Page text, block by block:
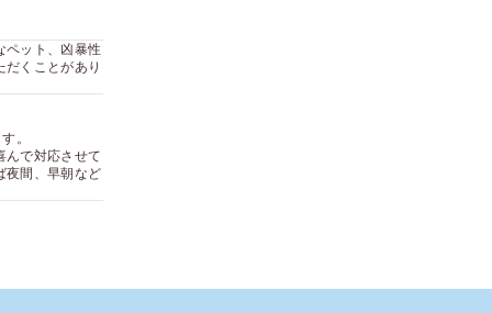
ペット、凶暴性
くことがあり
。
んで対応させて
夜間、早朝など